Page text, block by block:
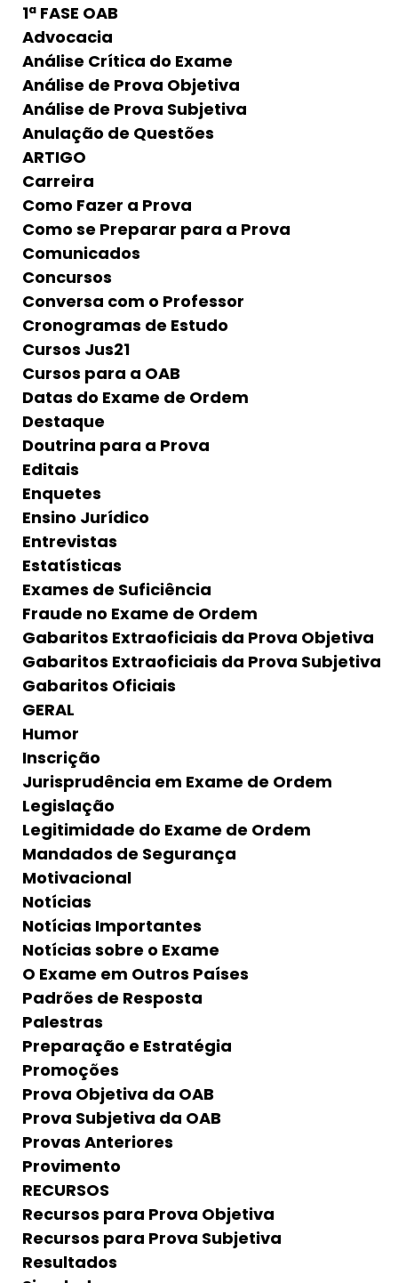
1ª FASE OAB
Advocacia
Análise Crítica do Exame
Análise de Prova Objetiva
Análise de Prova Subjetiva
Anulação de Questões
ARTIGO
Carreira
Como Fazer a Prova
Como se Preparar para a Prova
Comunicados
Concursos
Conversa com o Professor
Cronogramas de Estudo
Cursos Jus21
Cursos para a OAB
Datas do Exame de Ordem
Destaque
Doutrina para a Prova
Editais
Enquetes
Ensino Jurídico
Entrevistas
Estatísticas
Exames de Suficiência
Fraude no Exame de Ordem
Gabaritos Extraoficiais da Prova Objetiva
Gabaritos Extraoficiais da Prova Subjetiva
Gabaritos Oficiais
GERAL
Humor
Inscrição
Jurisprudência em Exame de Ordem
Legislação
Legitimidade do Exame de Ordem
Mandados de Segurança
Motivacional
Notícias
Notícias Importantes
Notícias sobre o Exame
O Exame em Outros Países
Padrões de Resposta
Palestras
Preparação e Estratégia
Promoções
Prova Objetiva da OAB
Prova Subjetiva da OAB
Provas Anteriores
Provimento
RECURSOS
Recursos para Prova Objetiva
Recursos para Prova Subjetiva
Resultados